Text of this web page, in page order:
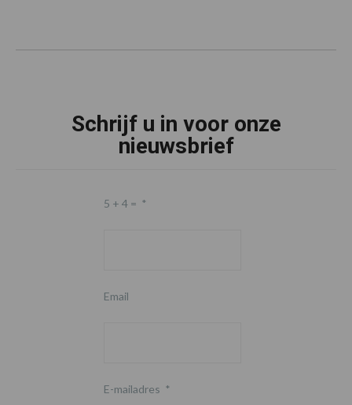
Schrijf u in voor onze
nieuwsbrief
5 + 4 = *
Email
E-mailadres *